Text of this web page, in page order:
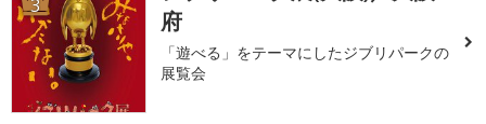
3
府
「遊べる」をテーマにしたジブリパークの
展覧会